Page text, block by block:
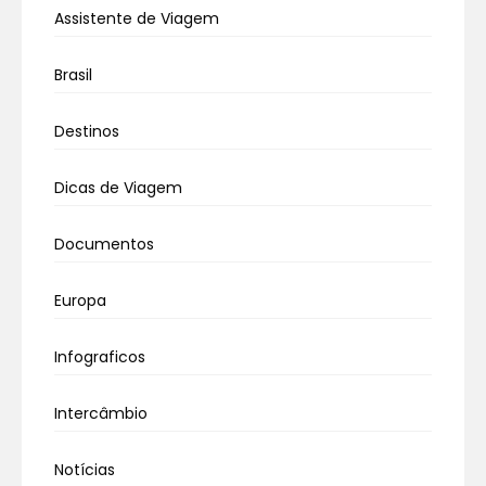
Assistente de Viagem
Brasil
Destinos
Dicas de Viagem
Documentos
Europa
Infograficos
Intercâmbio
Notícias